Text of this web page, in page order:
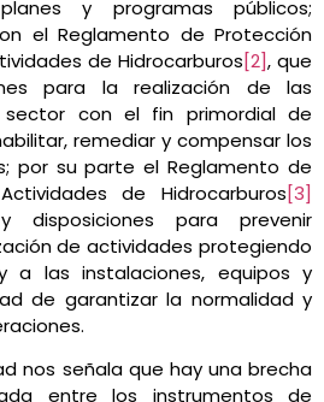
y programas públicos;
el Reglamento de Protección
de Hidrocarburos[2], que
para la realización de las
con el fin primordial de
remediar y compensar los
por su parte el Reglamento de
de Hidrocarburos[3]
disposiciones para prevenir
de actividades protegiendo
a las instalaciones, equipos y
de garantizar la normalidad y
nos señala que hay una brecha
entre los instrumentos de